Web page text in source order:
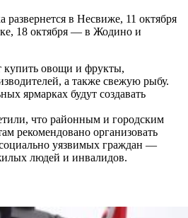
развернется в Несвиже, 11 октября
18 октября — в Жодино и
купить овощи и фрукты,
а также свежую рыбу.
ярмарках будут создавать
что районным и городским
рекомендовано организовать
уязвимых граждан —
людей и инвалидов.